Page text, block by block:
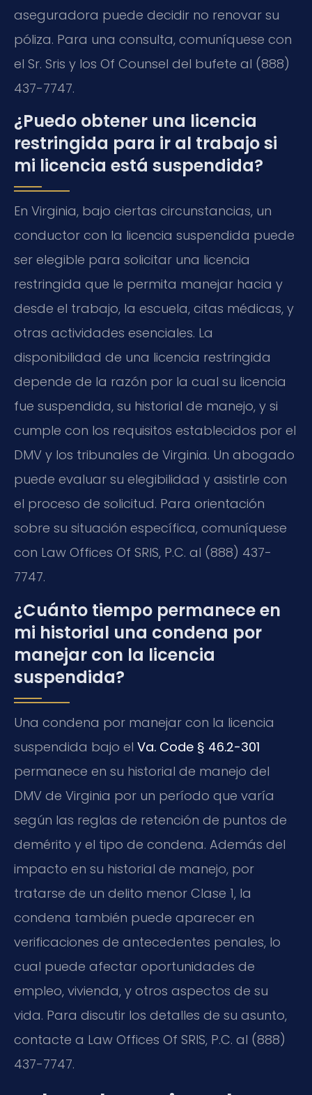
aseguradora puede decidir no renovar su
póliza. Para una consulta, comuníquese con
el Sr. Sris y los Of Counsel del bufete al (888)
437-7747.
¿Puedo obtener una licencia
restringida para ir al trabajo si
mi licencia está suspendida?
En Virginia, bajo ciertas circunstancias, un
conductor con la licencia suspendida puede
ser elegible para solicitar una licencia
restringida que le permita manejar hacia y
desde el trabajo, la escuela, citas médicas, y
otras actividades esenciales. La
disponibilidad de una licencia restringida
depende de la razón por la cual su licencia
fue suspendida, su historial de manejo, y si
cumple con los requisitos establecidos por el
DMV y los tribunales de Virginia. Un abogado
puede evaluar su elegibilidad y asistirle con
el proceso de solicitud. Para orientación
sobre su situación específica, comuníquese
con Law Offices Of SRIS, P.C. al (888) 437-
7747.
¿Cuánto tiempo permanece en
mi historial una condena por
manejar con la licencia
suspendida?
Una condena por manejar con la licencia
suspendida bajo el Va. Code § 46.2-301
permanece en su historial de manejo del
DMV de Virginia por un período que varía
según las reglas de retención de puntos de
demérito y el tipo de condena. Además del
impacto en su historial de manejo, por
tratarse de un delito menor Clase 1, la
condena también puede aparecer en
verificaciones de antecedentes penales, lo
cual puede afectar oportunidades de
empleo, vivienda, y otros aspectos de su
vida. Para discutir los detalles de su asunto,
contacte a Law Offices Of SRIS, P.C. al (888)
437-7747.